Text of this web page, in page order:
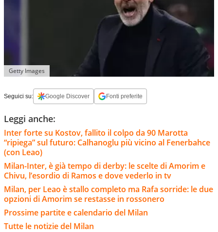
Getty Images
Seguici su: Google Discover Fonti preferite
Leggi anche:
Inter forte su Kostov, fallito il colpo da 90 Marotta
“ripiega” sul futuro: Calhanoglu più vicino al Fenerbahce
(con Leao)
Milan-Inter, è già tempo di derby: le scelte di Amorim e
Chivu, l’esordio di Ramos e dove vederlo in tv
Milan, per Leao è stallo completo ma Rafa sorride: le due
opzioni di Amorim se restasse in rossonero
Prossime partite e calendario del Milan
Tutte le notizie del Milan